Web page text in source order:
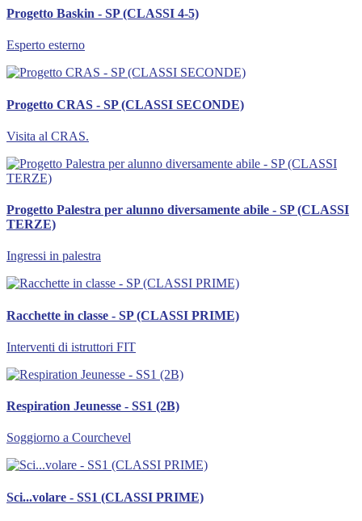
Progetto Baskin - SP (CLASSI 4-5)
Esperto esterno
Progetto CRAS - SP (CLASSI SECONDE)
Visita al CRAS.
Progetto Palestra per alunno diversamente abile - SP (CLASSI
TERZE)
Ingressi in palestra
Racchette in classe - SP (CLASSI PRIME)
Interventi di istruttori FIT
Respiration Jeunesse - SS1 (2B)
Soggiorno a Courchevel
Sci...volare - SS1 (CLASSI PRIME)